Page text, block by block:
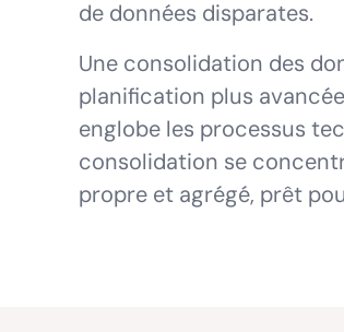
de données disparates.
Une consolidation des
planification plus
englobe les processus
consolidation se
propre et agrégé, prêt